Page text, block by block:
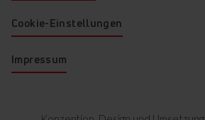
Cookie-Einstellungen
Impressum